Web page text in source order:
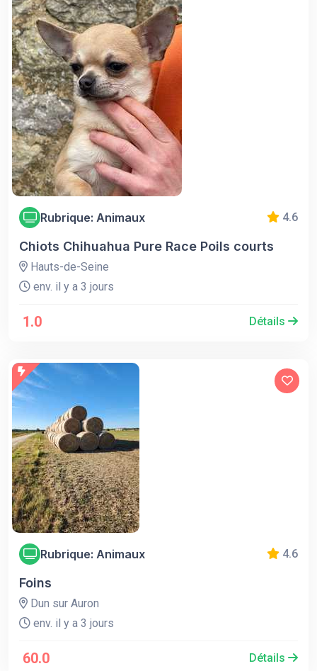
Rubrique: Animaux 4.6
Chiots Chihuahua Pure Race Poils courts
Hauts-de-Seine
env. il y a 3 jours
1.0 Détails
Rubrique: Animaux 4.6
Foins
Dun sur Auron
env. il y a 3 jours
60.0 Détails